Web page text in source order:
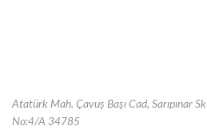
Atatürk Mah. Çavuş Başı Cad, Sarıpınar Sk
No:4/A 34785